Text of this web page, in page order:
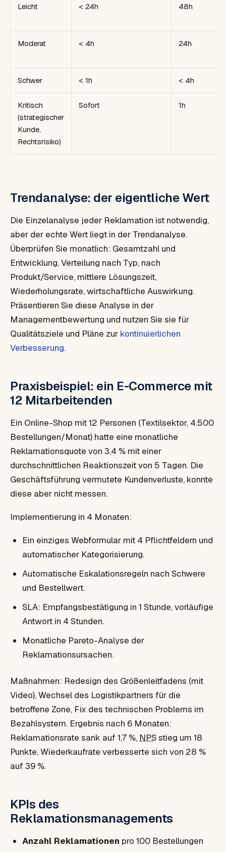
Leicht < 24h 48h
Moderat < 4h 24h
Schwer < 1h < 4h
Kritisch
(strategischer
Kunde,
Rechtsrisiko)
Sofort 1h
Trendanalyse: der eigentliche Wert
Die Einzelanalyse jeder Reklamation ist notwendig,
aber der echte Wert liegt in der Trendanalyse.
Überprüfen Sie monatlich: Gesamtzahl und
Entwicklung, Verteilung nach Typ, nach
Produkt/Service, mittlere Lösungszeit,
Wiederholungsrate, wirtschaftliche Auswirkung.
Präsentieren Sie diese Analyse in der
Managementbewertung und nutzen Sie sie für
Qualitätsziele und Pläne zur kontinuierlichen
Verbesserung.
Praxisbeispiel: ein E-Commerce mit
12 Mitarbeitenden
Ein Online-Shop mit 12 Personen (Textilsektor, 4.500
Bestellungen/Monat) hatte eine monatliche
Reklamationsquote von 3,4 % mit einer
durchschnittlichen Reaktionszeit von 5 Tagen. Die
Geschäftsführung vermutete Kundenverluste, konnte
diese aber nicht messen.
Implementierung in 4 Monaten:
Ein einziges Webformular mit 4 Pflichtfeldern und
automatischer Kategorisierung.
Automatische Eskalationsregeln nach Schwere
und Bestellwert.
SLA: Empfangsbestätigung in 1 Stunde, vorläufige
Antwort in 4 Stunden.
Monatliche Pareto-Analyse der
Reklamationsursachen.
Maßnahmen: Redesign des Größenleitfadens (mit
Video), Wechsel des Logistikpartners für die
betroffene Zone, Fix des technischen Problems im
Bezahlsystem. Ergebnis nach 6 Monaten:
Reklamationsrate sank auf 1,7 %, NPSstieg um 18
Punkte, Wiederkaufrate verbesserte sich von 28 %
auf 39 %.
KPIs des
Reklamationsmanagements
Anzahl Reklamationen pro 100 Bestellungen